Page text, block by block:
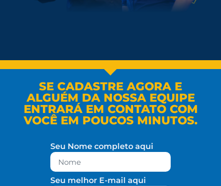
SE CADASTRE AGORA E
ALGUÉM DA NOSSA EQUIPE
ENTRARÁ EM CONTATO COM
VOCÊ EM POUCOS MINUTOS.
Seu Nome completo aqui
Seu melhor E-mail aqui